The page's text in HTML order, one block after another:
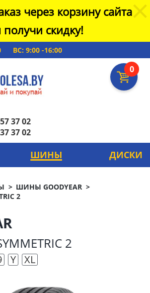
через корзину сайта
получи скидку!
ВС: 9:00 -16:00
0
37 02
37 02
ШИНЫ ДИСКИ
ШИНЫ GOODYEAR
2
2
Y XL